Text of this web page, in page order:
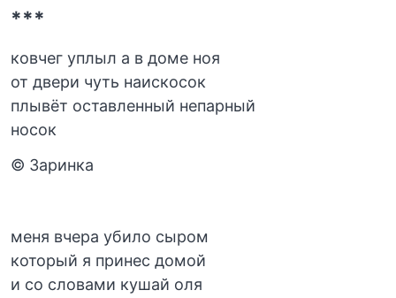
***
ковчег уплыл а в доме ноя
от двери чуть наискосок
плывёт оставленный непарный
носок
© Заринка
меня вчера убило сыром
который я принес домой
и со словами кушай оля